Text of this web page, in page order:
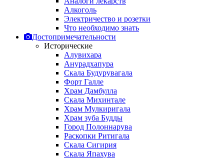
Алкоголь
Электричество и розетки
Что необходимо знать
Достопримечательности
Исторические
Алувихара
Анурадхапура
Скала Будурувагала
Форт Галле
Храм Дамбулла
Скала Михинтале
Храм Мулкиригала
Храм зуба Будды
Город Полоннарува
Раскопки Ритигала
Скала Сигирия
Скала Япахува